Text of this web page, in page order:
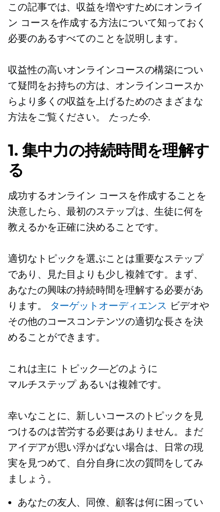
この記事では、収益を増やすためにオンライ
ン コースを作成する方法について知っておく
必要のあるすべてのことを説明します。
収益性の高いオンラインコースの構築につい
て疑問をお持ちの方は、オンラインコースか
らより多くの収益を上げるためのさまざまな
方法をご覧ください。
たった今.
1. 集中力の持続時間を理解す
る
成功するオンライン コースを作成することを
決意したら、最初のステップは、生徒に何を
教えるかを正確に決めることです。
適切なトピックを選ぶことは重要なステップ
であり、見た目よりも少し複雑です。まず、
あなたの興味の持続時間を理解する必要があ
ります。
ターゲットオーディエンス ビデオや
その他のコースコンテンツの適切な長さを決
めることができます。
これは主に
トピック—どのように
マルチステップあるいは複雑です。
幸いなことに、新しいコースのトピックを見
つけるのは苦労する必要はありません。まだ
アイデアが思い浮かばない場合は、日常の現
実を見つめて、自分自身に次の質問をしてみ
ましょう。
あなたの友人、同僚、顧客は何に困ってい